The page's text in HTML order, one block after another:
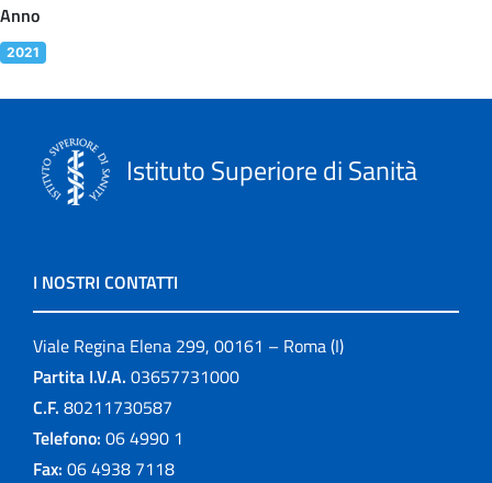
Anno
2021
Istituto Superiore di Sanità
I NOSTRI CONTATTI
Viale Regina Elena 299, 00161 – Roma (I)
Partita I.V.A. 03657731000
C.F. 80211730587
Telefono: 06 4990 1
Fax: 06 4938 7118